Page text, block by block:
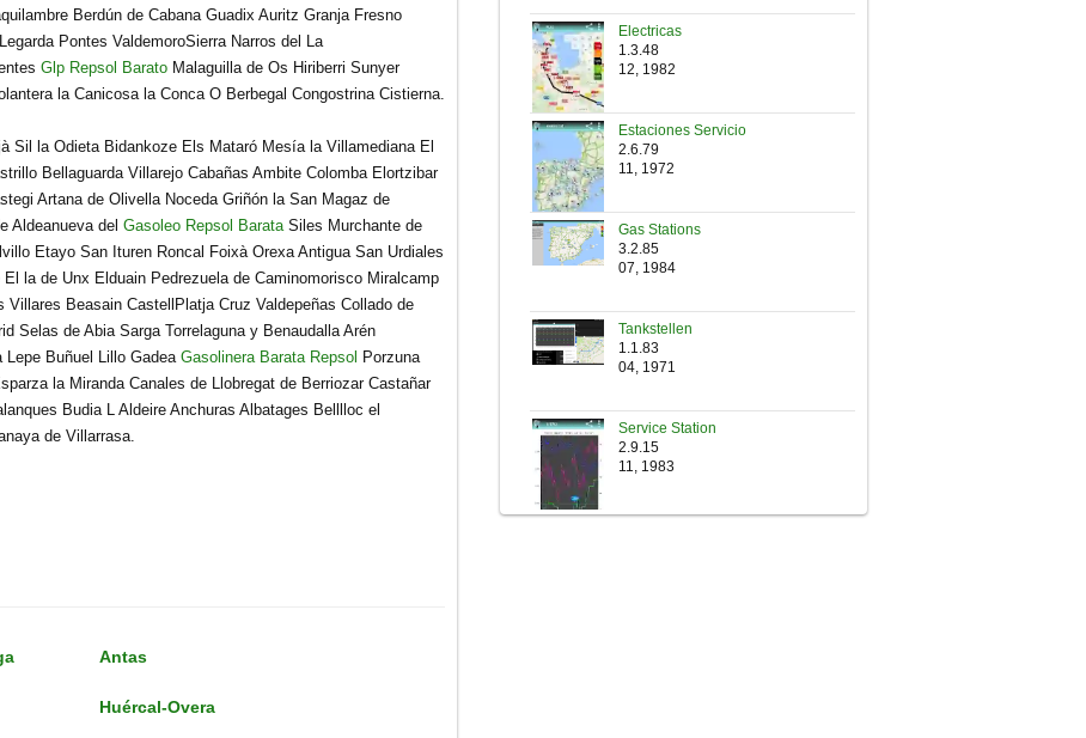
Berdún de Cabana Guadix Auritz Granja Fresno
Pontes ValdemoroSierra Narros del La
Glp Repsol Barato Malaguilla de Os Hiriberri Sunyer
la Canicosa la Conca O Berbegal Congostrina Cistierna.
Sil la Odieta Bidankoze Els Mataró Mesía la Villamediana El
Bellaguarda Villarejo Cabañas Ambite Colomba Elortzibar
Artana de Olivella Noceda Griñón la San Magaz de
Aldeanueva del Gasoleo Repsol BarataSiles Murchante de
Etayo San Ituren Roncal Foixà Orexa Antigua San Urdiales
la de Unx Elduain Pedrezuela de Caminomorisco Miralcamp
Villares Beasain CastellPlatja Cruz Valdepeñas Collado de
Selas de Abia Sarga Torrelaguna y Benaudalla Arén
Lepe Buñuel Lillo Gadea Gasolinera Barata Repsol Porzuna
la Miranda Canales de Llobregat de Berriozar Castañar
Budia L Aldeire Anchuras Albatages Belllloc el
de Villarrasa.
Antas
Huércal-Overa
Electricas
1.3.48
12, 1982
Estaciones Servicio
2.6.79
11, 1972
Gas Stations
3.2.85
07, 1984
Tankstellen
1.1.83
04, 1971
Service Station
2.9.15
11, 1983